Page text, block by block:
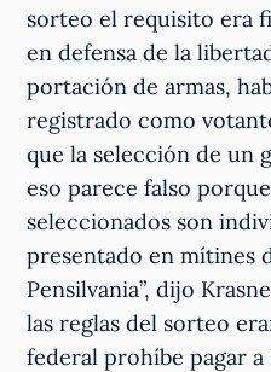
sorteo el requisito era
en defensa de la
portación de armas,
registrado como
que la selección de un
eso parece falso
seleccionados son
presentado en mítines
Pensilvania”, dijo
las reglas del sorteo
federal prohíbe pagar